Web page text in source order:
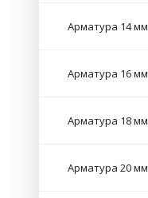
Арматура 14 мм
Арматура 16 мм
Арматура 18 мм
Арматура 20 мм